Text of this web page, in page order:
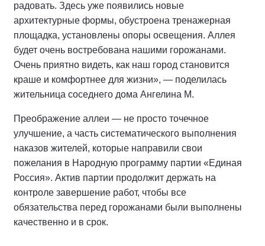
радовать. Здесь уже появились новые
архитектурные формы, обустроена тренажерная
площадка, установлены опоры освещения. Аллея
будет очень востребована нашими горожанами.
Очень приятно видеть, как наш город становится
краше и комфортнее для жизни», — поделилась
жительница соседнего дома Ангелина М.
Преображение аллеи — не просто точечное
улучшение, а часть систематического выполнения
наказов жителей, которые направили свои
пожелания в Народную программу партии «Единая
Россия». Актив партии продолжит держать на
контроле завершение работ, чтобы все
обязательства перед горожанами были выполнены
качественно и в срок.